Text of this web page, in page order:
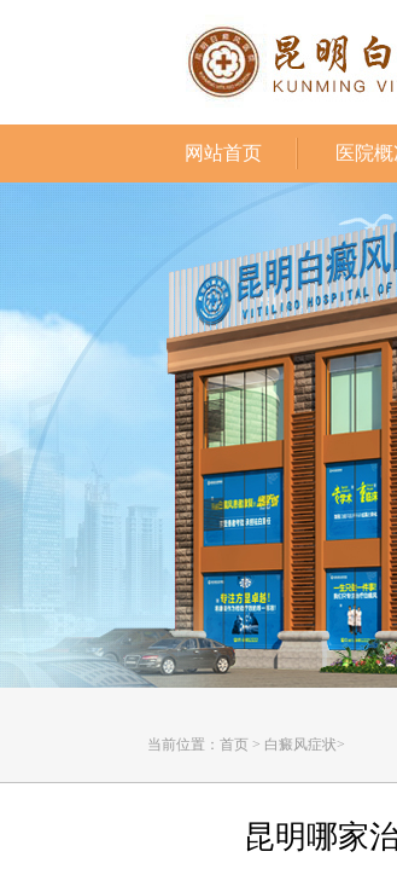
网站首页 医院概
当前位置： 首页 > 白癜风症状>
昆明哪家